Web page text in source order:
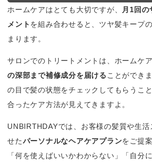
ホームケアはとても大切ですが、
月1回の
メント を組み合わせると、ツヤ髪キープ
まります。
サロンでのトリートメントは、ホームケ
の深部まで補修成分を届ける ことができ
の目で髪の状態をチェックしてもらうこ
合ったケア方法が見えてきますよ。
UNBIRTHDAYでは、お客様の髪質や生活
せたパーソナルなヘアケアプランをご提
「何を使えばいいかわからない」「自分